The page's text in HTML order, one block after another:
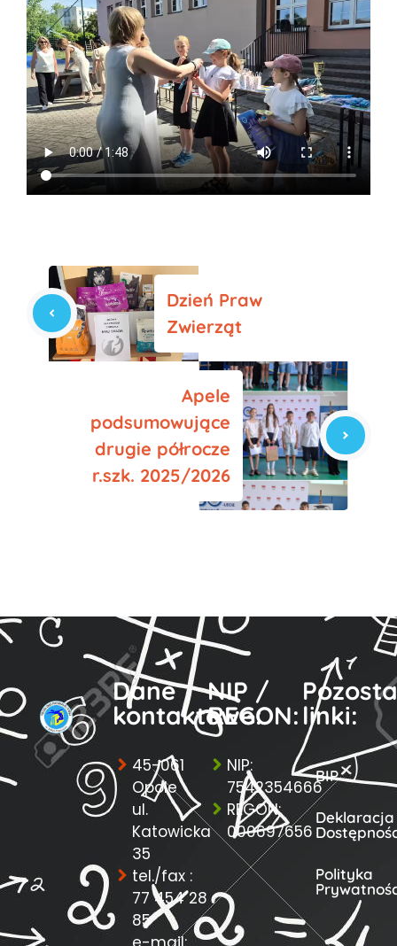
Dzień Praw
Zwierząt
Apele
podsumowujące
drugie półrocze
r.szk. 2025/2026
Dane
kontaktowe:
45-061
Opole
ul.
Katowicka
35
tel./fax :
77 454 28
85
NIP /
REGON:
NIP:
7542354666
REGON:
000697656
linki:
BIP
Deklaracja
Polityka